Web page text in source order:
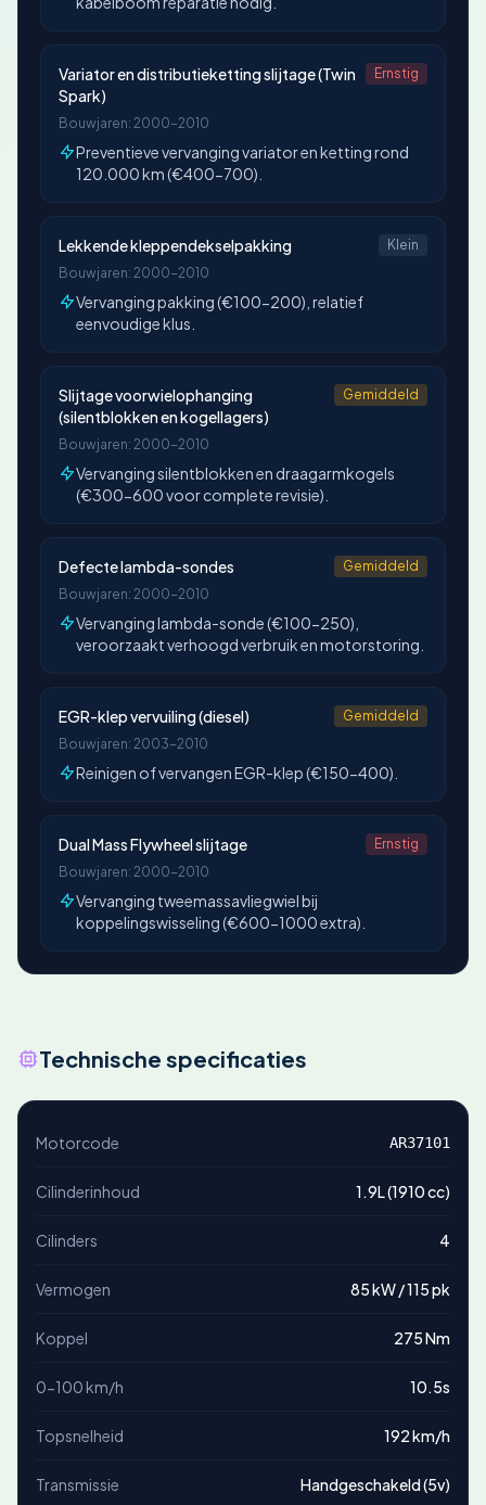
Variator en distributieketting slijtage (Twin
Spark)
Ernstig
Bouwjaren: 2000-2010
Preventieve vervanging variator en ketting rond
120.000 km (€400-700).
Lekkende kleppendekselpakking
Klein
Bouwjaren: 2000-2010
Vervanging pakking (€100-200), relatief
eenvoudige klus.
Slijtage voorwielophanging
(silentblokken en kogellagers)
Gemiddeld
Bouwjaren: 2000-2010
Vervanging silentblokken en draagarmkogels
(€300-600 voor complete revisie).
Defecte lambda-sondes
Gemiddeld
Bouwjaren: 2000-2010
Vervanging lambda-sonde (€100-250),
veroorzaakt verhoogd verbruik en motorstoring.
EGR-klep vervuiling (diesel)
Gemiddeld
Bouwjaren: 2003-2010
Reinigen of vervangen EGR-klep (€150-400).
Dual Mass Flywheel slijtage
Ernstig
Bouwjaren: 2000-2010
Vervanging tweemassavliegwiel bij
koppelingswisseling (€600-1000 extra).
Technische specificaties
Motorcode AR37101
Cilinderinhoud 1.9L (1910 cc)
Cilinders 4
Vermogen 85 kW / 115 pk
Koppel 275 Nm
0-100 km/h 10.5s
Topsnelheid 192 km/h
Transmissie Handgeschakeld (5v)